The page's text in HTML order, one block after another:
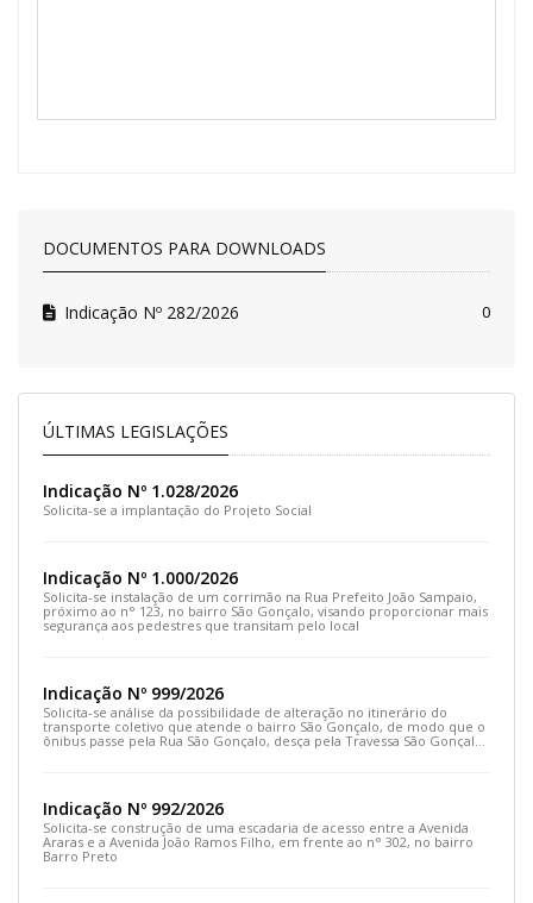
DOCUMENTOS PARA DOWNLOADS
Indicação Nº 282/2026 0
ÚLTIMAS LEGISLAÇÕES
Indicação Nº 1.028/2026
Solicita-se a implantação do Projeto Social
Indicação Nº 1.000/2026
Solicita-se instalação de um corrimão na Rua Prefeito João Sampaio,
próximo ao n° 123, no bairro São Gonçalo, visando proporcionar mais
segurança aos pedestres que transitam pelo local
Indicação Nº 999/2026
Solicita-se análise da possibilidade de alteração no itinerário do
transporte coletivo que atende o bairro São Gonçalo, de modo que o
ônibus passe pela Rua São Gonçalo, desça pela Travessa São Gonçalo
Indicação Nº 992/2026
Solicita-se construção de uma escadaria de acesso entre a Avenida
Araras e a Avenida João Ramos Filho, em frente ao n° 302, no bairro
Barro Preto